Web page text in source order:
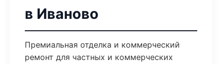
в Иваново
Премиальная отделка и коммерческий
ремонт для частных и коммерческих